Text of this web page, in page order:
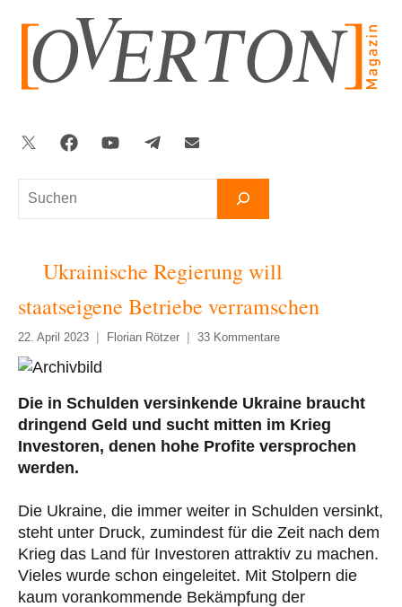
springen
Suchen
Twitter FacebookYouTubeTelegram
Ukrainische Regierung will
staatseigene Betriebe verramschen
22. April 2023 Florian Rötzer 33 Kommentare
Die in Schulden versinkende Ukraine braucht
dringend Geld und sucht mitten im Krieg
Investoren, denen hohe Profite versprochen
werden.
Die Ukraine, die immer weiter in Schulden versinkt,
steht unter Druck, zumindest für die Zeit nach dem
Krieg das Land für Investoren attraktiv zu machen.
Vieles wurde schon eingeleitet. Mit Stolpern die
kaum vorankommende Bekämpfung der